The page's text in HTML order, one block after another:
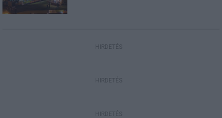
HIRDETÉS
HIRDETÉS
HIRDETÉS